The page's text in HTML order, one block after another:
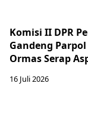
Komisi II DPR
Gandeng
Ormas Serap
16 Juli 2026